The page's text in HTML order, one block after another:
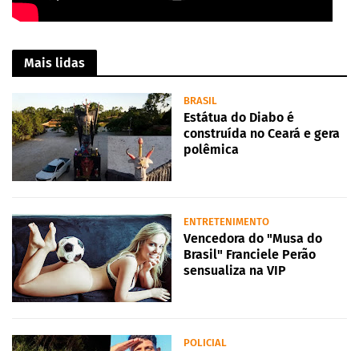
Mais lidas
BRASIL
Estátua do Diabo é
construída no Ceará e gera
polêmica
ENTRETENIMENTO
Vencedora do "Musa do
Brasil" Franciele Perão
sensualiza na VIP
POLICIAL